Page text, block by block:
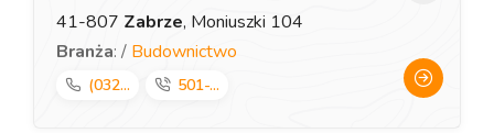
41-807 Zabrze, Moniuszki 104
Branża: / Budownictwo
(032... 501-...